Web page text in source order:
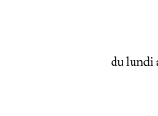
du lundi